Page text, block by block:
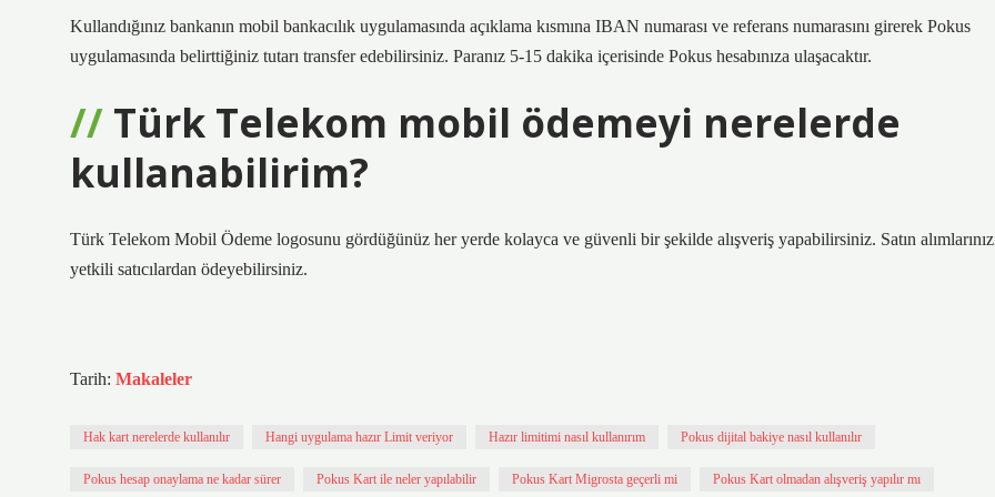
Kullandığınız bankanın mobil bankacılık uygulamasında açıklama kısmına IBAN numarası ve referans numarasını girerek Pokus
uygulamasında belirttiğiniz tutarı transfer edebilirsiniz. Paranız 5-15 dakika içerisinde Pokus hesabınıza ulaşacaktır.
Türk Telekom mobil ödemeyi nerelerde
kullanabilirim?
Türk Telekom Mobil Ödeme logosunu gördüğünüz her yerde kolayca ve güvenli bir şekilde alışveriş yapabilirsiniz. Satın
yetkili satıcılardan ödeyebilirsiniz.
Tarih: Makaleler
Hak kart nerelerde kullanılır Hangi uygulama hazır Limit veriyor Hazır limitimi nasıl kullanırım Pokus dijital bakiye nasıl kullanılır
Pokus hesap onaylama ne kadar sürer Pokus Kart ile neler yapılabilir Pokus Kart Migrosta geçerli mi Pokus Kart olmadan alışveriş yapılır mı